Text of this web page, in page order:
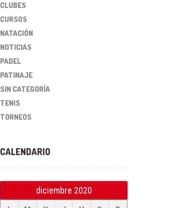
CLUBES
CURSOS
NATACIÓN
NOTICIAS
PADEL
PATINAJE
SIN CATEGORÍA
TENIS
TORNEOS
CALENDARIO
diciembre 2020